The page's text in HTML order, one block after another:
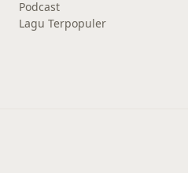
Podcast
Lagu Terpopuler